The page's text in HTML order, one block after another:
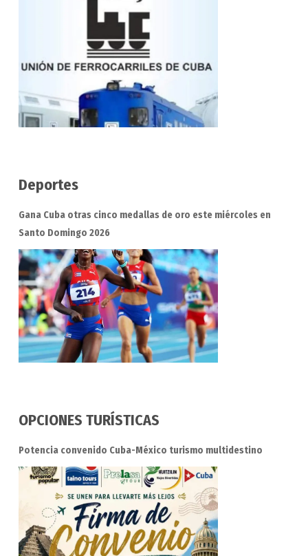
Deportes
Gana Cuba otras cinco medallas de oro este miércoles en
Santo Domingo 2026
OPCIONES TURÍSTICAS
Potencia convenido Cuba-México turismo multidestino